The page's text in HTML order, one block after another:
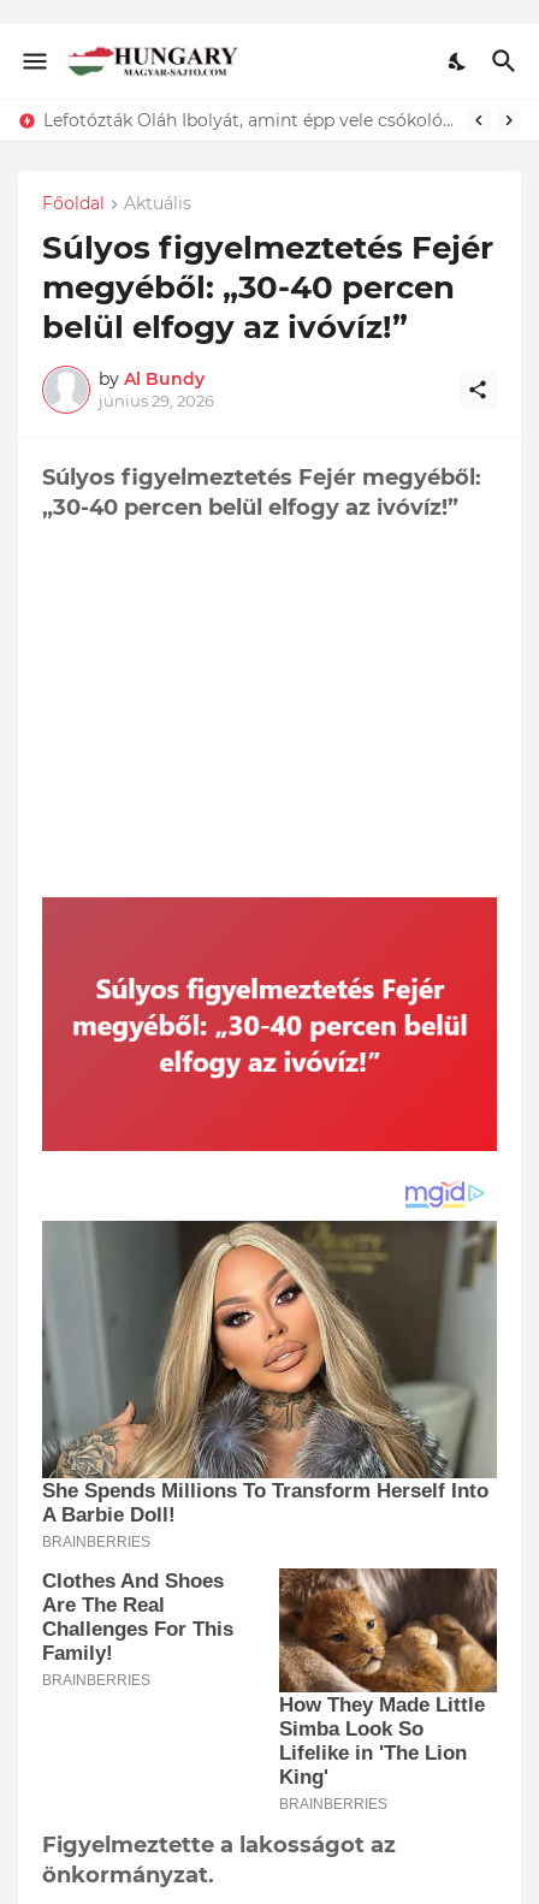
Lefotózták Oláh Ibolyát, amint épp vele csókolózik - EZT nem hiszed el, kinek a karjában kötött ki...ÍME
Főoldal Aktuális
Súlyos figyelmeztetés Fejér
megyéből: „30-40 percen
belül elfogy az ivóvíz!”
by Al Bundy
június 29, 2026
Súlyos figyelmeztetés Fejér megyéből:
„30-40 percen belül elfogy az ivóvíz!”
Figyelmeztette a lakosságot az
önkormányzat.